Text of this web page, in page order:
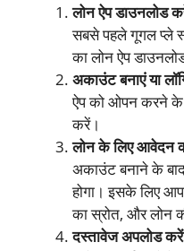
लोन ऐप डाउनलोड
सबसे पहले गूगल प्ले
का लोन ऐप
अकाउंट बनाएं या
ऐप को ओपन करने के
करें।
लोन के लिए आवेदन
अकाउंट बनाने के
होगा। इसके लिए
का स्रोत, और लोन
दस्तावेज अपलोड करें